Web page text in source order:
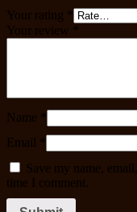
Your rating
Your review
Name
Email
Save my name,
time I comment.